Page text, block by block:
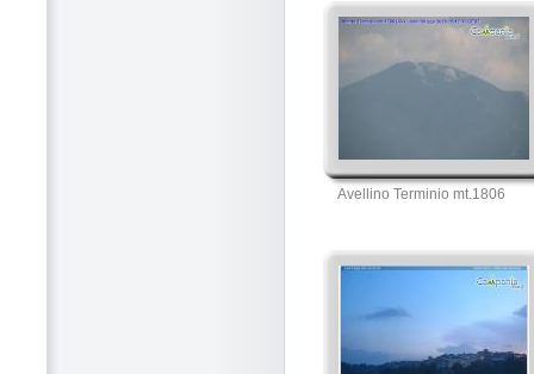
Avellino Terminio mt.1806